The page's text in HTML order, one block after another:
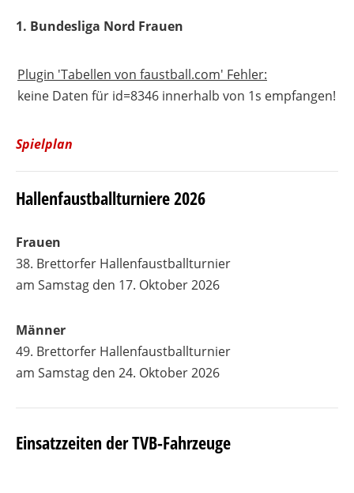
1. Bundesliga Nord Frauen
Plugin 'Tabellen von faustball.com' Fehler:
keine Daten für id=8346 innerhalb von 1s empfangen!
Spielplan
Hallenfaustballturniere 2026
Frauen
38. Brettorfer Hallenfaustballturnier
am Samstag den 17. Oktober 2026
Männer
49. Brettorfer Hallenfaustballturnier
am Samstag den 24. Oktober 2026
Einsatzzeiten der TVB-Fahrzeuge